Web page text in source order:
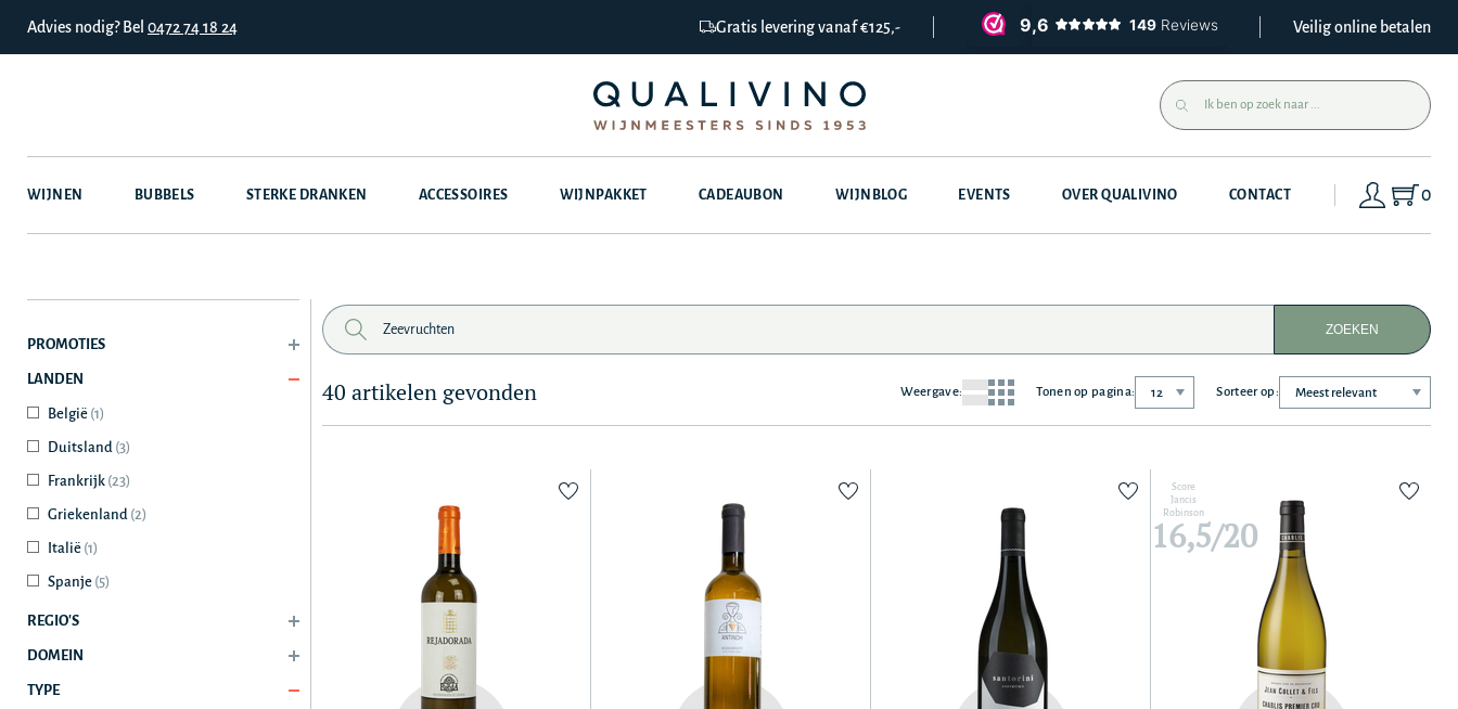
Advies nodig? Bel 0472 74 18 24 Gratis levering vanaf €125,- Veilig online betalen
WIJNEN BUBBELS STERKE DRANKEN ACCESSOIRES WIJNPAKKET CADEAUBON WIJNBLOG EVENTS OVER QUALIVINO CONTACT 0
PROMOTIES
LANDEN
België (1)
Duitsland (3)
Frankrijk (23)
Griekenland (2)
Italië (1)
Spanje (5)
REGIO'S
DOMEIN
TYPE
ZOEKEN
40 artikelen gevonden Weergave: Tonen op pagina: Sorteer op:
Score
Jancis
Robinson
16,5/20